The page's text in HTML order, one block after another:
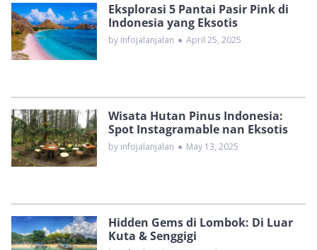
Eksplorasi 5 Pantai Pasir Pink di
Indonesia yang Eksotis
by infojalanjalan ● April 25, 2025
Wisata Hutan Pinus Indonesia:
Spot Instagramable nan Eksotis
by infojalanjalan ● May 13, 2025
Hidden Gems di Lombok: Di Luar
Kuta & Senggigi